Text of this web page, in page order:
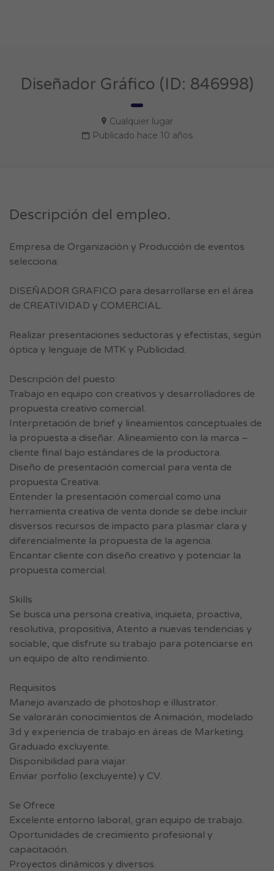
Diseñador Gráfico (ID: 846998)
Cualquier lugar
Publicado hace 10 años
Descripción del empleo.
Empresa de Organización y Producción de eventos
selecciona:
DISEÑADOR GRAFICO para desarrollarse en el área
de CREATIVIDAD y COMERCIAL.
Realizar presentaciones seductoras y efectistas, según
óptica y lenguaje de MTK y Publicidad.
Descripción del puesto:
Trabajo en equipo con creativos y desarrolladores de
propuesta creativo comercial.
Interpretación de brief y lineamientos conceptuales de
la propuesta a diseñar. Alineamiento con la marca –
cliente final bajo estándares de la productora.
Diseño de presentación comercial para venta de
propuesta Creativa.
Entender la presentación comercial como una
herramienta creativa de venta donde se debe incluir
disversos recursos de impacto para plasmar clara y
diferencialmente la propuesta de la agencia.
Encantar cliente con diseño creativo y potenciar la
propuesta comercial.
Skills
Se busca una persona creativa, inquieta, proactiva,
resolutiva, propositiva, Atento a nuevas tendencias y
sociable, que disfrute su trabajo para potenciarse en
un equipo de alto rendimiento.
Requisitos
Manejo avanzado de photoshop e illustrator.
Se valorarán conocimientos de Animación, modelado
3d y experiencia de trabajo en áreas de Marketing.
Graduado excluyente.
Disponibilidad para viajar.
Enviar porfolio (excluyente) y CV.
Se Ofrece
Excelente entorno laboral, gran equipo de trabajo.
Oportunidades de crecimiento profesional y
capacitación.
Proyectos dinámicos y diversos.